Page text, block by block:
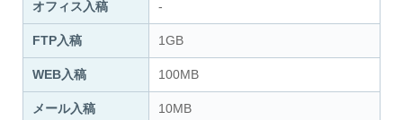
オフィス入稿 -
FTP入稿 1GB
WEB入稿 100MB
メール入稿 10MB